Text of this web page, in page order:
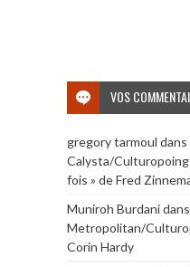
VOS
gregory tarmoul dans
Calysta/
fois » de Fred
Muniroh Burdanidans
Metropolitan/
Corin Hardy